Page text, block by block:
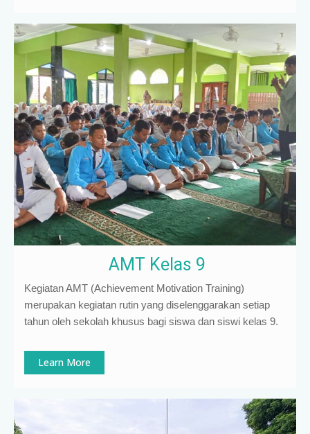
AMT Kelas 9
Kegiatan AMT (Achievement Motivation Training)
merupakan kegiatan rutin yang diselenggarakan setiap
tahun oleh sekolah khusus bagi siswa dan siswi kelas 9.
Learn More